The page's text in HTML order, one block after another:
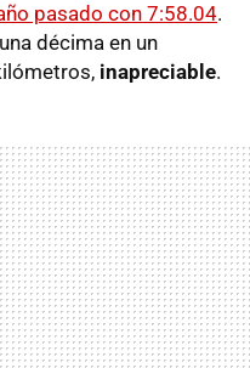
pasado con 7:58.04.
décima en un
inapreciable.